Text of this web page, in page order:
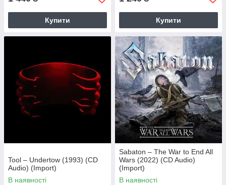
Купити Купити
Tool – Undertow (1993) (CD
Audio) (Import)
В наявності
Sabaton – The War to End All
Wars (2022) (CD Audio)
(Import)
В наявності